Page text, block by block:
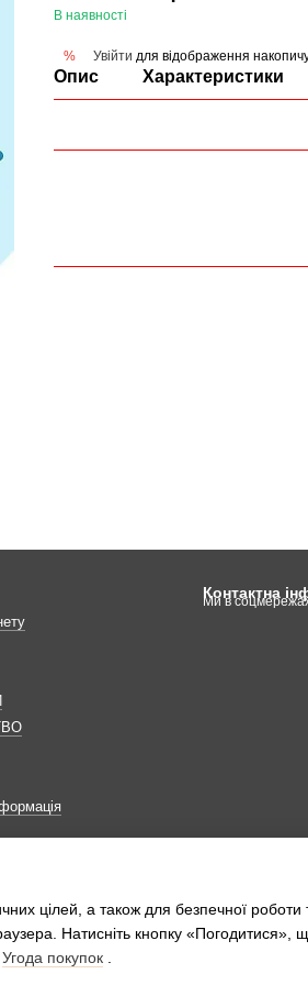
В наявності
% Увійти для відображення
Опис Характеристики
Контактна
Ми в
цілей, а також для безпечної роботи
Натисніть кнопку «Погодитися»,
Угода покупок